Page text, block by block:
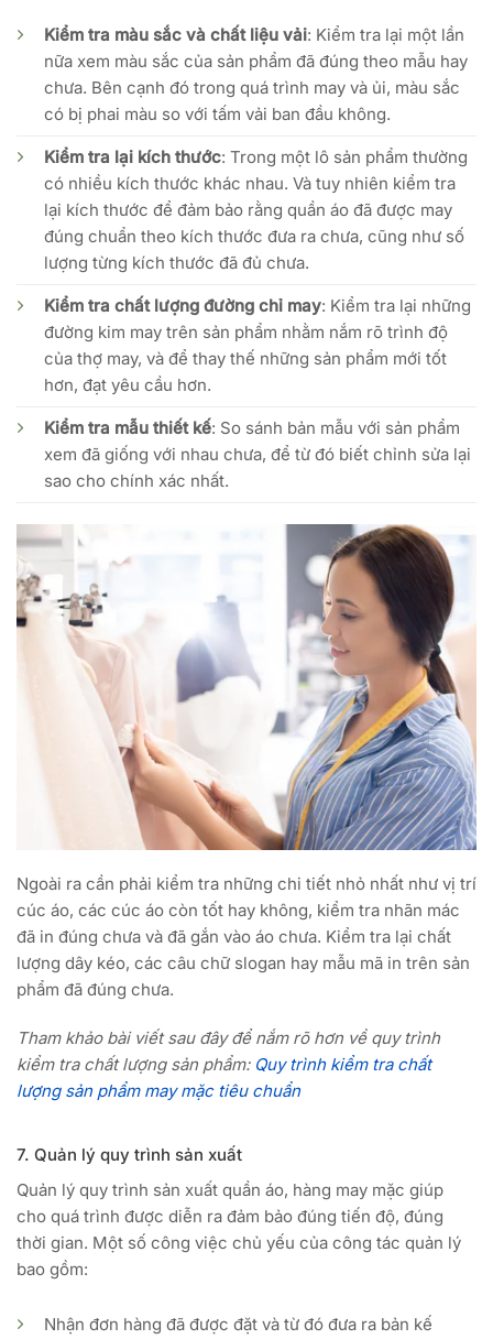
Kiểm tra màu sắc và chất liệu vải: Kiểm tra lại một lần
nữa xem màu sắc của sản phẩm đã đúng theo mẫu hay
chưa. Bên cạnh đó trong quá trình may và ủi, màu sắc
có bị phai màu so với tấm vải ban đầu không.
Kiểm tra lại kích thước: Trong một lô sản phẩm thường
có nhiều kích thước khác nhau. Và tuy nhiên kiểm tra
lại kích thước để đảm bảo rằng quần áo đã được may
đúng chuẩn theo kích thước đưa ra chưa, cũng như số
lượng từng kích thước đã đủ chưa.
Kiểm tra chất lượng đường chỉ may: Kiểm tra lại những
đường kim may trên sản phẩm nhằm nắm rõ trình độ
của thợ may, và để thay thế những sản phẩm mới tốt
hơn, đạt yêu cầu hơn.
Kiểm tra mẫu thiết kế: So sánh bản mẫu với sản phẩm
xem đã giống với nhau chưa, để từ đó biết chỉnh sửa lại
sao cho chính xác nhất.
Ngoài ra cần phải kiểm tra những chi tiết nhỏ nhất như vị trí
cúc áo, các cúc áo còn tốt hay không, kiểm tra nhãn mác
đã in đúng chưa và đã gắn vào áo chưa. Kiểm tra lại chất
lượng dây kéo, các câu chữ slogan hay mẫu mã in trên sản
phẩm đã đúng chưa.
Tham khảo bài viết sau đây để nắm rõ hơn về quy trình
kiểm tra chất lượng sản phẩm: Quy trình kiểm tra chất
lượng sản phẩm may mặc tiêu chuẩn
7. Quản lý quy trình sản xuất
Quản lý quy trình sản xuất quần áo, hàng may mặc giúp
cho quá trình được diễn ra đảm bảo đúng tiến độ, đúng
thời gian. Một số công việc chủ yếu của công tác quản lý
bao gồm:
Nhận đơn hàng đã được đặt và từ đó đưa ra bản kế